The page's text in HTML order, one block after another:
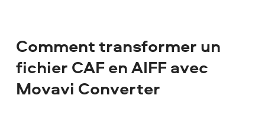
Comment transformer un
fichier CAF en AIFF avec
Movavi Converter